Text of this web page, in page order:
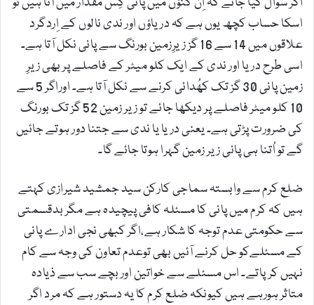
اسکا حساب کچھ یوں ہے کہ دریاؤں اور ندی نالوں کے اِردگرد
علاقوں میں 14 سے 16 گز زیرِزمین بورنگ سے پانی نکل آتا ہے۔
اسی طرح دریا اور ندی کے ایک کلو میٹر کے فاصلے پر بھی زیرِ
زمین پانی 30 گز تک کھُدائی کرنے سے نکل آتا ہے۔ اوراگر 5 سے
10 کلو میٹر فاصلے پر دیکھا جائے تو زیر زمین 52 گز تک بورنگ
کی ضرورت پڑتی ہے۔ یعنی دریا یا ندی سے جتنا دور ہوتے جائیں
گے تو اُتنا ہی پانی زیر زمین گہرا ہوتا جائے گا۔
ضلع کرم سے وابستہ سماجی کارکن سید جمشید شیرازی کہتے
ہیں کہ کرم میں پانی کا مسئلہ کافی پیچیدہ ہے مگر بدقسمتی
سے حکومتی عدم توجہ کا شکار ہے،اگر کبھی نجی ادارے پانی
کے مسئلےکو حل کرنے آئیں بھی توعدم تعاون کی وجہ سے کام
نہیں کرپاتے۔ اس مسئلے سے خواتین اور بچے سب سے ذیادہ
متاثر ہورہے ہیں کیونکہ ضلع کرم کا یہ دستور ہے کہ مرد اگر